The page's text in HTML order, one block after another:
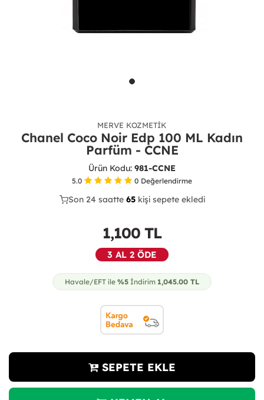
MERVE KOZMETIK
Chanel Coco Noir Edp 100 ML Kadın
Parfüm - CCNE
Ürün Kodu: 981-CCNE
5.0 0 Değerlendirme
31
Son 24 saatte 67 kişi sepete ekledi
17
1,100 TL
3 AL 2 ÖDE
Havale/EFT ile %5 İndirim 1,045.00 TL
SEPETE EKLE